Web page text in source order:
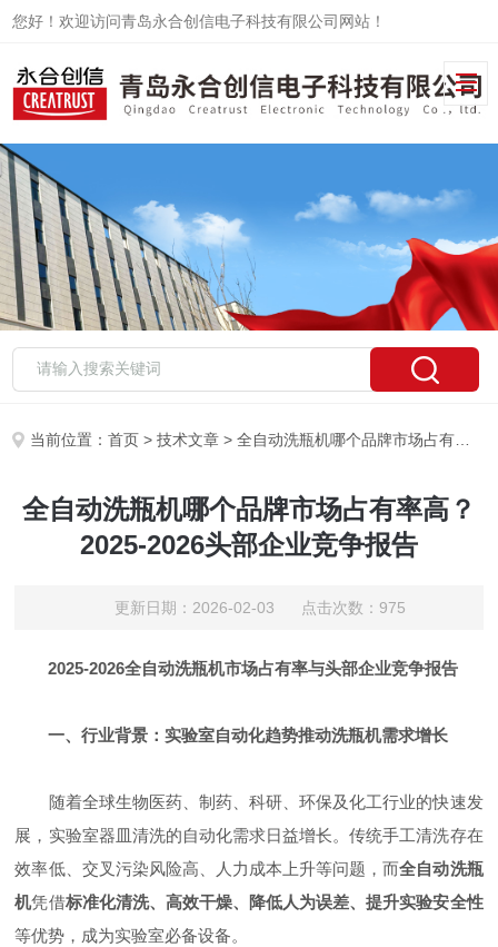
您好！欢迎访问青岛永合创信电子科技有限公司网站！
当前位置：首页 >技术文章 > 全自动洗瓶机哪个品牌市场占有率高？2025-2026头部企业竞争报告
全自动洗瓶机哪个品牌市场占有率高？
2025-2026头部企业竞争报告
更新日期：2026-02-03 点击次数：975
2025-2026全自动洗瓶机市场占有率与头部企业竞争报告
一、行业背景：实验室自动化趋势推动洗瓶机需求增长
随着全球生物医药、制药、科研、环保及化工行业的快速发
展，实验室器皿清洗的自动化需求日益增长。传统手工清洗存在
效率低、交叉污染风险高、人力成本上升等问题，而全自动洗瓶
机凭借标准化清洗、高效干燥、降低人为误差、提升实验安全性
等优势，成为实验室必备设备。